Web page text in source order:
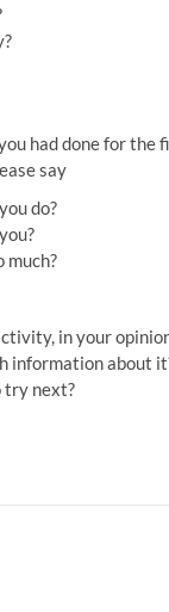
had done for the
say
do?
much?
in your
information about
try next?